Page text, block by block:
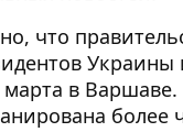
что
марта в
более